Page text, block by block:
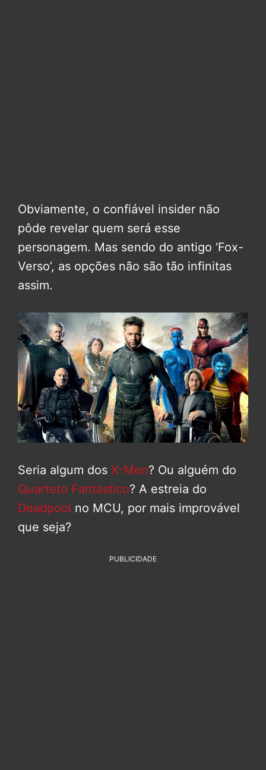
Obviamente, o confiável insider não
pôde revelar quem será esse
personagem. Mas sendo do antigo ‘Fox-
Verso’, as opções não são tão infinitas
assim.
Seria algum dos X-Men? Ou alguém do
Quarteto Fantástico? A estreia do
Deadpool no MCU, por mais improvável
que seja?
PUBLICIDADE